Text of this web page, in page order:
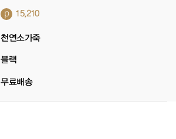
p 15,210
천연소가죽
블랙
무료배송